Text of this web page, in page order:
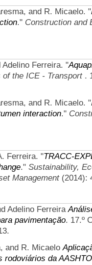
and R. Micaelo. "
." Construction and
Ferreira. "
of the ICE - Transport .
and R. Micaelo. "
interaction."
Ferreira. "TRACC-
." Sustainability,
Management(2014):
Adelino Ferreira
pavimentação. 17.º
and R. Micaelo
rodoviários da AASHTO